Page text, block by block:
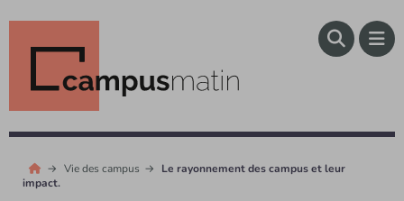
Vie des campus
Le rayonnement des campus et leur
impact.